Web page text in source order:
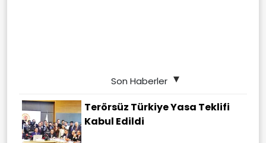
Son Haberler
Terörsüz Türkiye Yasa Teklifi
Kabul Edildi